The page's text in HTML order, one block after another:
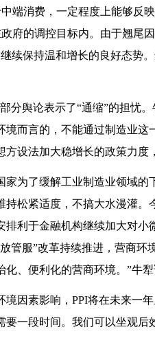
端消费，一定程度上能够反
府的调控目标内。由于翘尾
续保持温和增长的良好态势
分舆论表示了“通缩”的担忧
境而言的，不能通过制造业这
方设法加大稳增长的政策力度
家为了缓解工业制造业领域的
持松紧适度，不搞大水漫灌。
排利于金融机构继续加大对
管服”改革持续推进，营商环
、便利化的营商环境。”牛犁
境因素影响，PPI将在未来一
一段时间。我们可以坐观后